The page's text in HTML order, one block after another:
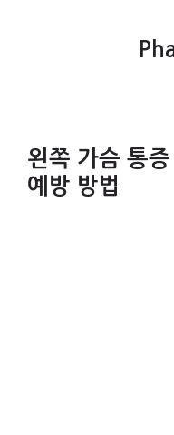
왼쪽 가슴 통
예방 방법